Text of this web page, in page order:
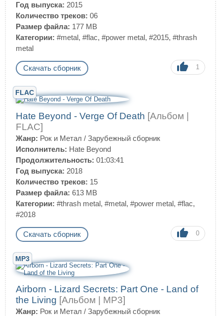
Год выпуска: 2015
Количество треков: 06
Размер файла: 177 MB
Категории: #metal, #flac, #power metal, #2015, #thrash
metal
Скачать сборник 1
FLAC
Hate Beyond - Verge Of Death [Альбом |
FLAC]
Жанр: Рок и Метал / Зарубежный сборник
Исполнитель: Hate Beyond
Продолжительность: 01:03:41
Год выпуска: 2018
Количество треков: 15
Размер файла: 613 MB
Категории: #thrash metal, #metal, #power metal, #flac,
#2018
Скачать сборник 0
MP3
Airborn - Lizard Secrets: Part One - Land of
the Living [Альбом | MP3]
Жанр: Рок и Метал / Зарубежный сборник